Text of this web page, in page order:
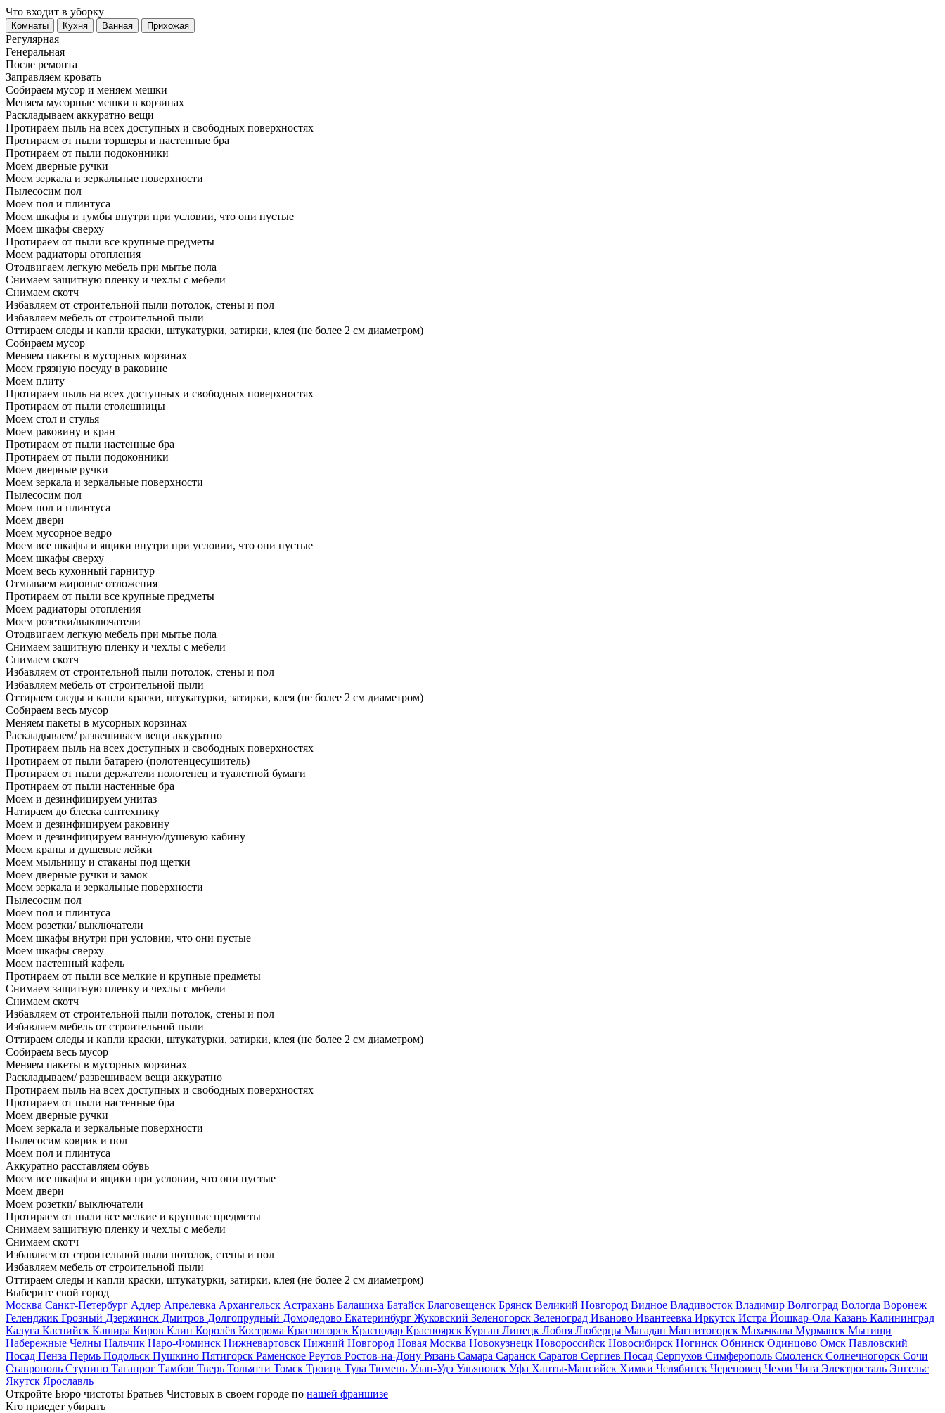
Что входит в уборку
Регу­лярная
Гене­ральная
После ремонта
Заправляем кровать
Собираем мусор и меняем мешки
Меняем мусорные мешки в корзинах
Раскладываем аккуратно вещи
Протираем пыль на всех доступных и свободных поверхностях
Протираем от пыли торшеры и настенные бра
Протираем от пыли подоконники
Моем дверные ручки
Моем зеркала и зеркальные поверхности
Пылесосим пол
Моем пол и плинтуса
Моем шкафы и тумбы внутри при условии, что они пустые
Моем шкафы сверху
Протираем от пыли все крупные предметы
Моем радиаторы отопления
Отодвигаем легкую мебель при мытье пола
Снимаем защитную пленку и чехлы с мебели
Снимаем скотч
Избавляем от строительной пыли потолок, стены и пол
Избавляем мебель от строительной пыли
Оттираем следы и капли краски, штукатурки, затирки, клея (не более 2 см диаметром)
Собираем мусор
Меняем пакеты в мусорных корзинах
Моем грязную посуду в раковине
Моем плиту
Протираем пыль на всех доступных и свободных поверхностях
Протираем от пыли столешницы
Моем стол и стулья
Моем раковину и кран
Протираем от пыли настенные бра
Протираем от пыли подоконники
Моем дверные ручки
Моем зеркала и зеркальные поверхности
Пылесосим пол
Моем пол и плинтуса
Моем двери
Моем мусорное ведро
Моем все шкафы и ящики внутри при условии, что они пустые
Моем шкафы сверху
Моем весь кухонный гарнитур
Отмываем жировые отложения
Протираем от пыли все крупные предметы
Моем радиаторы отопления
Моем розетки/выключатели
Отодвигаем легкую мебель при мытье пола
Снимаем защитную пленку и чехлы с мебели
Снимаем скотч
Избавляем от строительной пыли потолок, стены и пол
Избавляем мебель от строительной пыли
Оттираем следы и капли краски, штукатурки, затирки, клея (не более 2 см диаметром)
Собираем весь мусор
Меняем пакеты в мусорных корзинах
Раскладываем/ развешиваем вещи аккуратно
Протираем пыль на всех доступных и свободных поверхностях
Протираем от пыли батарею (полотенцесушитель)
Протираем от пыли держатели полотенец и туалетной бумаги
Протираем от пыли настенные бра
Моем и дезинфицируем унитаз
Натираем до блеска сантехнику
Моем и дезинфицируем раковину
Моем и дезинфицируем ванную/душевую кабину
Моем краны и душевые лейки
Моем мыльницу и стаканы под щетки
Моем дверные ручки и замок
Моем зеркала и зеркальные поверхности
Пылесосим пол
Моем пол и плинтуса
Моем розетки/ выключатели
Моем шкафы внутри при условии, что они пустые
Моем шкафы сверху
Моем настенный кафель
Протираем от пыли все мелкие и крупные предметы
Снимаем защитную пленку и чехлы с мебели
Снимаем скотч
Избавляем от строительной пыли потолок, стены и пол
Избавляем мебель от строительной пыли
Оттираем следы и капли краски, штукатурки, затирки, клея (не более 2 см диаметром)
Собираем весь мусор
Меняем пакеты в мусорных корзинах
Раскладываем/ развешиваем вещи аккуратно
Протираем пыль на всех доступных и свободных поверхностях
Протираем от пыли настенные бра
Моем дверные ручки
Моем зеркала и зеркальные поверхности
Пылесосим коврик и пол
Моем пол и плинтуса
Аккуратно расставляем обувь
Моем все шкафы и ящики при условии, что они пустые
Моем двери
Моем розетки/ выключатели
Протираем от пыли все мелкие и крупные предметы
Снимаем защитную пленку и чехлы с мебели
Снимаем скотч
Избавляем от строительной пыли потолок, стены и пол
Избавляем мебель от строительной пыли
Оттираем следы и капли краски, штукатурки, затирки, клея (не более 2 см диаметром)
Выберите свой город
Москва Санкт-Петербург Адлер Апрелевка Архангельск Астрахань Балашиха Батайск Благовещенск Брянск Великий Новгород Видное Владивосток Владимир Волгоград Вологда Воронеж
Геленджик Грозный Дзержинск Дмитров Долгопрудный Домодедово Екатеринбург Жуковский Зеленогорск Зеленоград Иваново Ивантеевка Иркутск Истра Йошкар-Ола Казань Калининград
Калуга Каспийск Кашира Киров Клин Королёв Кострома Красногорск Краснодар Красноярск Курган Липецк Лобня Люберцы Магадан Магнитогорск Махачкала Мурманск Мытищи
Набережные Челны Нальчик Наро-Фоминск Нижневартовск Нижний Новгород Новая Москва Новокузнецк Новороссийск Новосибирск Ногинск Обнинск Одинцово Омск Павловский
Посад Пенза Пермь Подольск Пушкино Пятигорск Раменское Реутов Ростов-на-Дону Рязань Самара Саранск Саратов Сергиев Посад Серпухов Симферополь Смоленск Солнечногорск Сочи
Ставрополь Ступино Таганрог Тамбов Тверь Тольятти Томск Троицк Тула Тюмень Улан-Удэ Ульяновск Уфа Ханты-Мансийск Химки Челябинск Череповец Чехов Чита Электросталь Энгельс
Якутск Ярославль
Откройте Бюро чистоты Братьев Чистовых в своем городе по нашей франшизе
Кто приедет убирать